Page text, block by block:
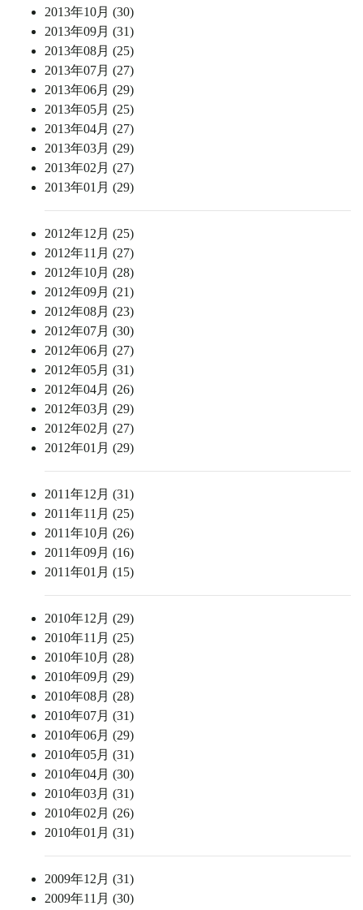
2013年10月 (30)
2013年09月 (31)
2013年08月 (25)
2013年07月 (27)
2013年06月 (29)
2013年05月 (25)
2013年04月 (27)
2013年03月 (29)
2013年02月 (27)
2013年01月 (29)
2012年12月 (25)
2012年11月 (27)
2012年10月 (28)
2012年09月 (21)
2012年08月 (23)
2012年07月 (30)
2012年06月 (27)
2012年05月 (31)
2012年04月 (26)
2012年03月 (29)
2012年02月 (27)
2012年01月 (29)
2011年12月 (31)
2011年11月 (25)
2011年10月 (26)
2011年09月 (16)
2011年01月 (15)
2010年12月 (29)
2010年11月 (25)
2010年10月 (28)
2010年09月 (29)
2010年08月 (28)
2010年07月 (31)
2010年06月 (29)
2010年05月 (31)
2010年04月 (30)
2010年03月 (31)
2010年02月 (26)
2010年01月 (31)
2009年12月 (31)
2009年11月 (30)